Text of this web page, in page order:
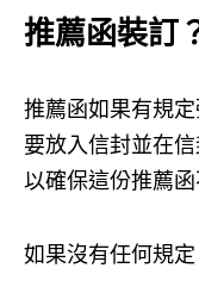
推薦函裝訂
推薦函如果有規
要放入信封並在
以確保這份推薦
如果沒有任何規